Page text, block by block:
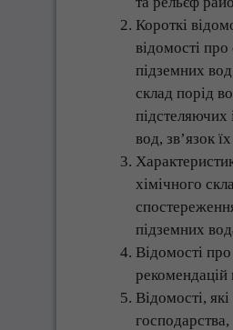
Короткі
відомості
підземних
склад порід
підстеляючих
вод, зв’язок
хімічного
підземних
Відомості
Відомості,